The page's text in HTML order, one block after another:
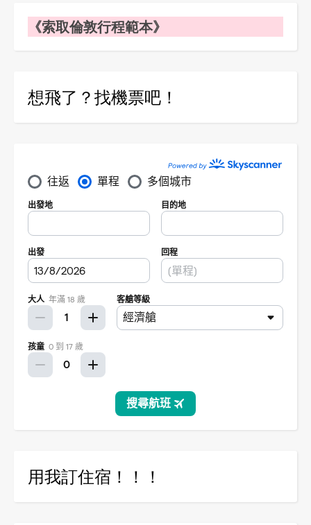
《索取倫敦行程範本》
想飛了？找機票吧！
用我訂住宿！！！